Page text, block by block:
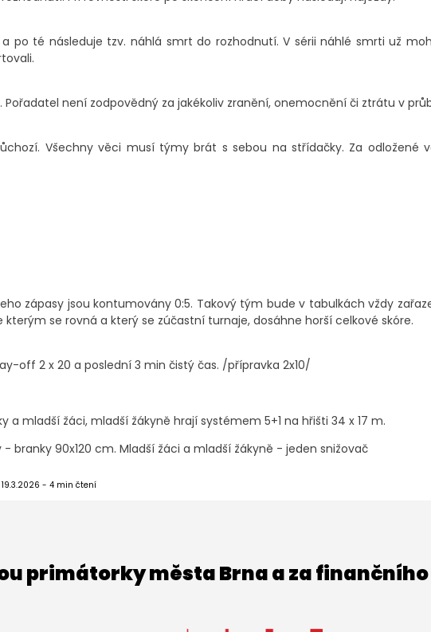
po té následuje tzv. náhlá smrt do rozhodnutí. V sérii náhlé smrti už
není zodpovědný za jakékoliv zranění, onemocnění či ztrátu v
Všechny věci musí týmy brát s sebou na střídačky. Za odložené
zápasy jsou kontumovány 0:5. Takový tým bude v tabulkách vždy
se rovná a který se zúčastní turnaje, dosáhne horší celkové skóre.
off 2 x 20 a poslední 3 min čistý čas. /přípravka 2x10/
a mladší žáci, mladší žákyně hrají systémem 5+1 na hřišti 34 x 17 m.
branky 90x120 cm. Mladší žáci a mladší žákyně - jeden snižovač
19.3.2026 - 4 min čtení
primátorky města Brna a za